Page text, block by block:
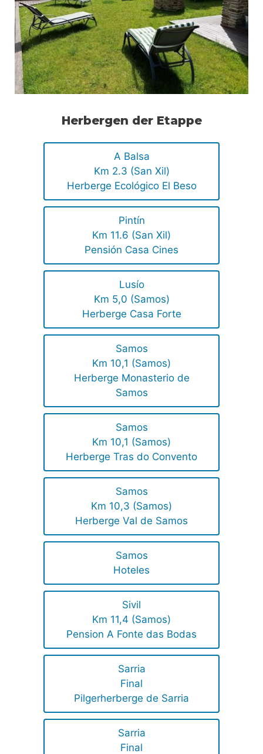
Herbergen der Etappe
A Balsa
Km 2.3 (San Xil)
Herberge Ecológico El Beso
Pintín
Km 11.6 (San Xil)
Pensión Casa Cines
Lusío
Km 5,0 (Samos)
Herberge Casa Forte
Samos
Km 10,1 (Samos)
Herberge Monasterio de
Samos
Samos
Km 10,1 (Samos)
Herberge Tras do Convento
Samos
Km 10,3 (Samos)
Herberge Val de Samos
Samos
Hoteles
Sivil
Km 11,4 (Samos)
Pension A Fonte das Bodas
Sarria
Final
Pilgerherberge de Sarria
Sarria
Final